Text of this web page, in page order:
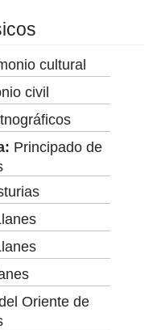
cultural
civil
Principado de
Oriente de